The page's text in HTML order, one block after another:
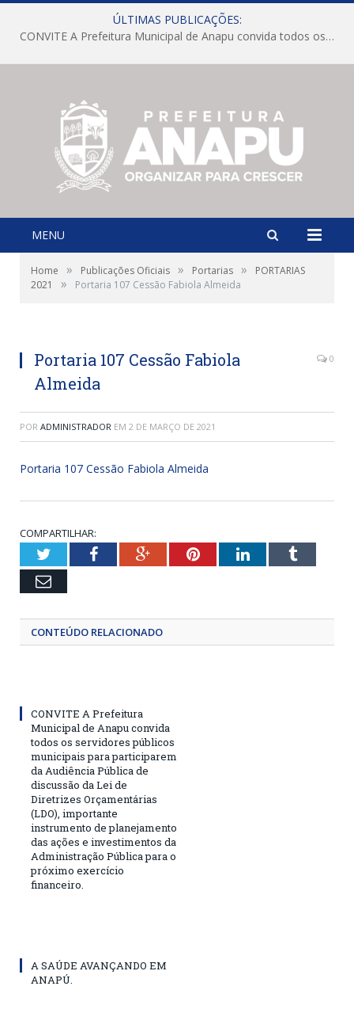
ÚLTIMAS PUBLICAÇÕES:
CONVITE A Prefeitura Municipal de Anapu convida todos os servidores públicos municipais para participarem da Audiência Pública de discussão da Lei de Diretrizes Orçamentárias (LDO), importante instrumento de planejamento das ações e investimentos da Administração Pública para o próximo exercício financeiro.
MENU
Home » Publicações Oficiais » Portarias »
PORTARIAS
2021
» Portaria 107 Cessão Fabiola Almeida
Portaria 107 Cessão Fabiola
Almeida
0
POR ADMINISTRADOR EM 2 DE MARÇO DE 2021
Portaria 107 Cessão Fabiola Almeida
COMPARTILHAR:
TwitterFacebookGoogle+PinterestLinkedInTumblr
Email
CONTEÚDO RELACIONADO
CONVITE A Prefeitura
Municipal de Anapu convida
todos os servidores públicos
municipais para participarem
da Audiência Pública de
discussão da Lei de
Diretrizes Orçamentárias
(LDO), importante
instrumento de planejamento
das ações e investimentos da
Administração Pública para o
próximo exercício
financeiro.
A SAÚDE AVANÇANDO EM
ANAPÚ.